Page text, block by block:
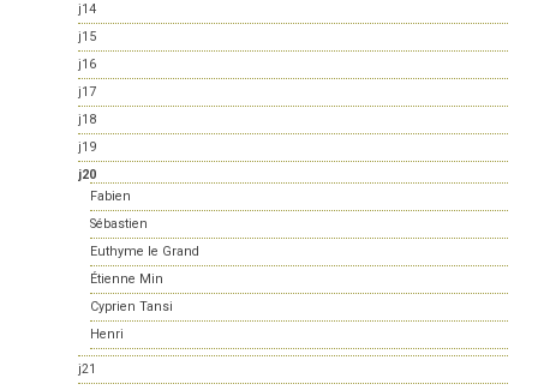
j14
j15
j16
j17
j18
j19
j20
Fabien
Sébastien
Euthyme le Grand
Étienne Min
Cyprien Tansi
Henri
j21